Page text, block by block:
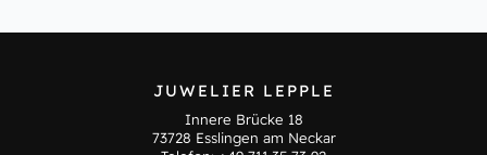
JUWELIER LEPPLE
Innere Brücke 18
73728 Esslingen am Neckar